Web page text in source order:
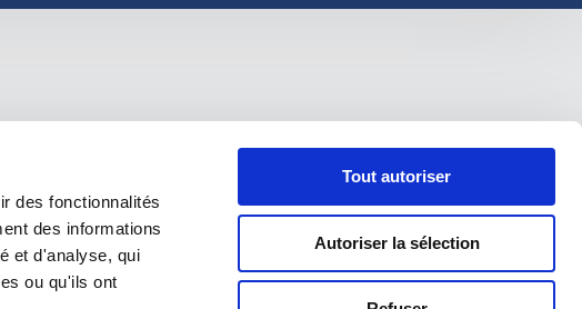
des fonctionnalités
des informations
et d'analyse, qui
ou qu'ils ont
Tout autoriser
Autoriser la sélection